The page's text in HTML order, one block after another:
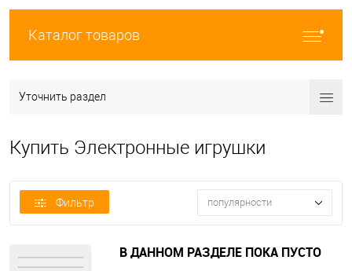
Каталог товаров
Уточнить раздел
Купить Электронные игрушки
Фильтр популярности
В ДАННОМ РАЗДЕЛЕ ПОКА ПУСТО